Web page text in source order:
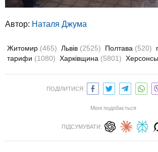
Автор: Наталя Джума
Житомир (465) Львів (2525) Полтава (520)
тарифи (1080) Харківщина (5801)
ПОДІЛИТИСЯ:
Мені подобається
ПІДСУМУВАТИ: